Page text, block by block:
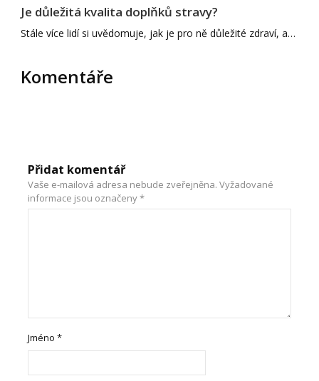
Je důležitá kvalita doplňků stravy?
Stále více lidí si uvědomuje, jak je pro ně důležité zdraví, a…
Komentáře
Přidat komentář
Vaše e-mailová adresa nebude zveřejněna. Vyžadované
informace jsou označeny*
Jméno*